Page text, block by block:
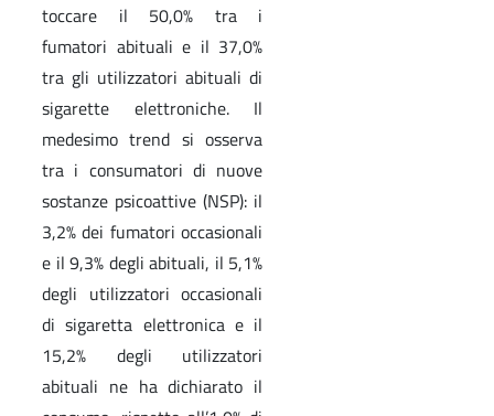
toccare il 50,0% tra i
fumatori abituali e il 37,0%
tra gli utilizzatori abituali di
sigarette elettroniche. Il
medesimo trend si osserva
tra i consumatori di nuove
sostanze psicoattive (NSP): il
3,2% dei fumatori occasionali
e il 9,3% degli abituali, il 5,1%
degli utilizzatori occasionali
di sigaretta elettronica e il
15,2% degli utilizzatori
abituali ne ha dichiarato il